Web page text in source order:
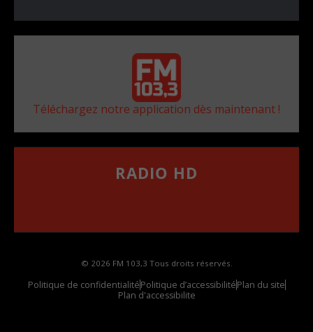
Téléchargez notre application dès maintenant !
RADIO HD
© 2026 FM 103,3 Tous droits réservés.
Politique de confidentialitéPolitique d’accessibilitéPlan du site
Plan d'accessibilite